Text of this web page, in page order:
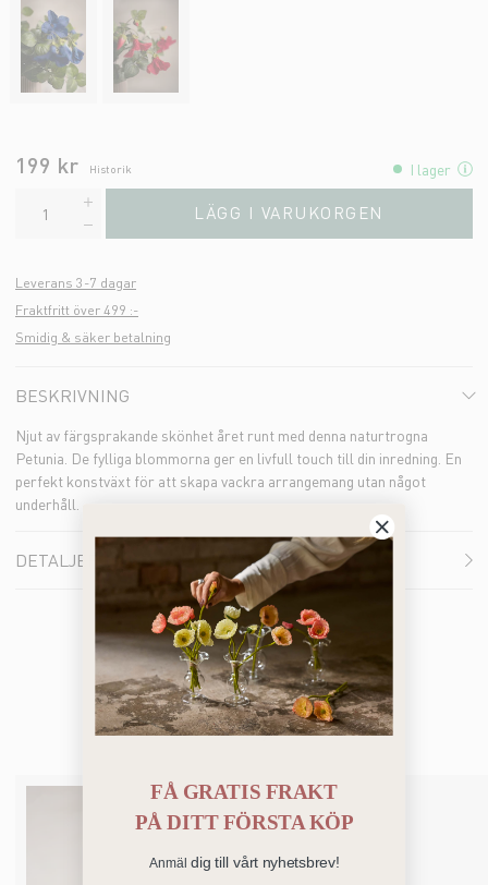
199 kr Historik I lager
LÄGG I VARUKORGEN
Leverans 3-7 dagar
Fraktfritt över 499 :-
Smidig & säker betalning
BESKRIVNING
Njut av färgsprakande skönhet året runt med denna naturtrogna
Petunia. De fylliga blommorna ger en livfull touch till din inredning. En
perfekt konstväxt för att skapa vackra arrangemang utan något
underhåll.
DETALJER
Bästsäljare
FÅ GRATIS FRAKT
PÅDITT FÖRSTA KÖP
Anmäl dig till vårt nyhetsbrev!